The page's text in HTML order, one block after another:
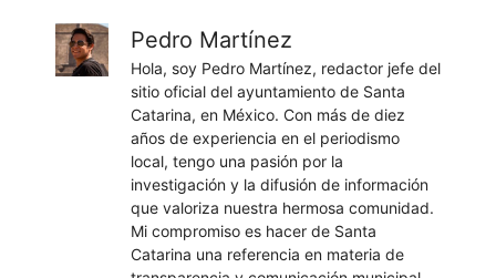
Pedro Martínez
Hola, soy Pedro Martínez, redactor jefe del
sitio oficial del ayuntamiento de Santa
Catarina, en México. Con más de diez
años de experiencia en el periodismo
local, tengo una pasión por la
investigación y la difusión de información
que valoriza nuestra hermosa comunidad.
Mi compromiso es hacer de Santa
Catarina una referencia en materia de